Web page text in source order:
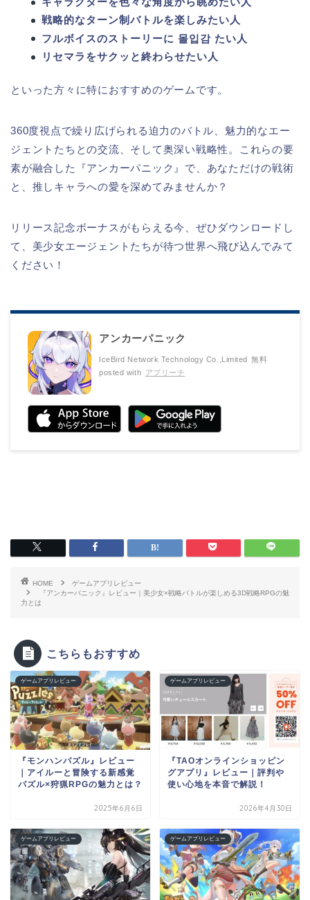
戦略的なターン制バトルを楽しみたい人
フルボイスのストーリーに 몰입감 たい人
リセマラをサクッと終わらせたい人
といった方々に特におすすめのゲームです。
360度視点で繰り広げられる迫力のバトル、魅力的なエー
ジェントたちとの交流、そして奥深い戦略性。これらの要
素が融合した『アンカーパニック』で、あなただけの戦術
と、推しキャラへの愛を深めてみませんか？
リリース記念ボーナスがもらえる今、ぜひダウンロードし
て、美少女エージェントたちが待つ世界へ飛び込んでみて
ください！
アンカーパニック
IceBird Network Technology Co.,Limited 無料
posted with アプリーチ
HOME
ゲームアプリレビュー
『アンカーパニック』レビュー｜美少女×戦略バトルが楽しめる3D戦略RPGの魅
力とは
こちらもおすすめ
ゲームアプリレビュー
『モンハンパズル』レビュー
｜アイルーと冒険する新感覚
パズル×狩猟RPGの魅力とは？
2025年6月6日
ゲームアプリレビュー
『TAOオンラインショッピン
グアプリ』レビュー｜評判や
使い心地を本音で解説！
2026年4月30日
ゲームアプリレビュー ゲームアプリレビュー